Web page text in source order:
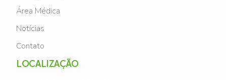
Área Médica
Notícias
Contato
LOCALIZAÇÃO